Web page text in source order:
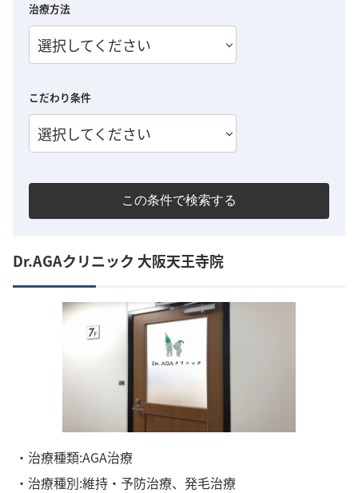
治療方法
選択してください
こだわり条件
選択してください
この条件で検索する
Dr.AGAクリニック 大阪天王寺院
・治療種類:AGA治療
・治療種別:維持・予防治療、発毛治療